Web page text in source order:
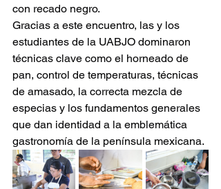
con recado negro.
Gracias a este encuentro, las y los
estudiantes de la UABJO dominaron
técnicas clave como el horneado de
pan, control de temperaturas, técnicas
de amasado, la correcta mezcla de
especias y los fundamentos generales
que dan identidad a la emblemática
gastronomía de la península mexicana.